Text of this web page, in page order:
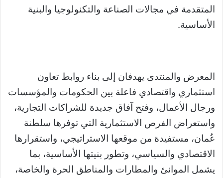
المتقدمة في مجالات الصناعة والتكنولوجيا والبنية
الأساسية.
المعرض والمنتدى يهدفان إلى بناء روابط تعاون
استثماري واقتصادي فاعلة بين الحكومات والمؤسسات
ورجال الأعمال، وفتح آفاق جديدة للشراكات التجارية،
واستعراض الفرص الاستثمارية التي توفرها سلطنة
عُمان، مستفيدة من موقعها الاستراتيجي، واستقرارها
الاقتصادي والسياسي، وتطور بنيتها الأساسية، بما
يشمل الموانئ والمطارات والمناطق الحرة والخاصة،